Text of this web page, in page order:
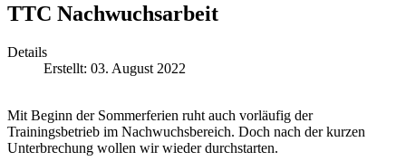
TTC Nachwuchsarbeit
Details
Erstellt: 03. August 2022
Mit Beginn der Sommerferien ruht auch vorläufig der
Trainingsbetrieb im Nachwuchsbereich. Doch nach der kurzen
Unterbrechung wollen wir wieder durchstarten.